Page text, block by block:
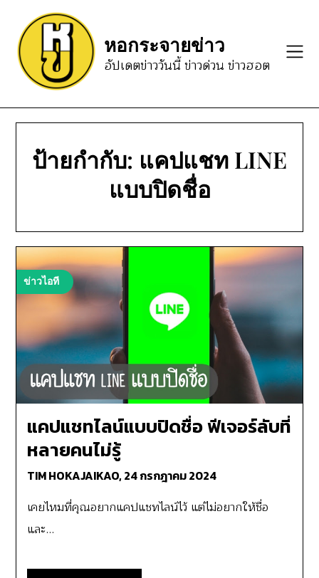
content
หอกระจายข่าว
อัปเดตข่าววันนี้ ข่าวด่วน ข่าวฮอต
ป้ายกำกับ: แคปแชท LINE
แบบปิดชื่อ
ข่าวไอที
แคปแชทไลน์แบบปิดชื่อ ฟีเจอร์ลับที่
หลายคนไม่รู้
TIM HOKAJAIKAO,24 กรกฎาคม 2024
เคยไหมที่คุณอยากแคปแชทไลน์ไว้ แต่ไม่อยากให้ชื่อ
และ…